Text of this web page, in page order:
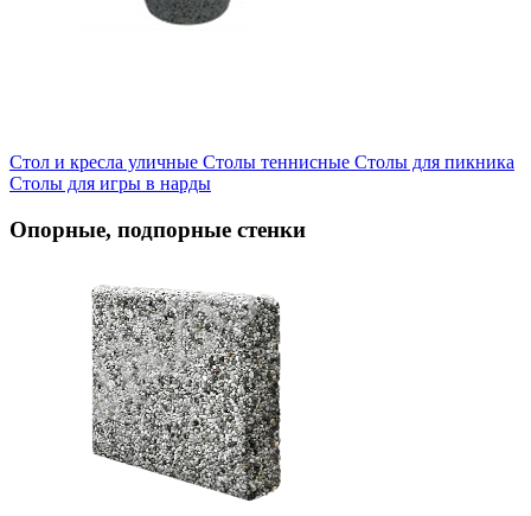
Стол и кресла уличные Cтолы теннисные Столы для пикника
Столы для игры в нарды
Опорные, подпорные стенки